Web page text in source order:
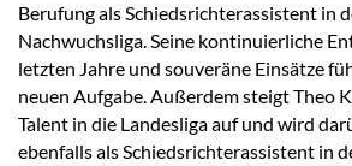
Berufung als Schiedsrichterassistent in
Nachwuchsliga. Seine kontinuierliche
letzten Jahre und souveräne Einsätze
neuen Aufgabe. Außerdem steigt Theo
Talent in die Landesliga auf und wird
ebenfalls als Schiedsrichterassistent in